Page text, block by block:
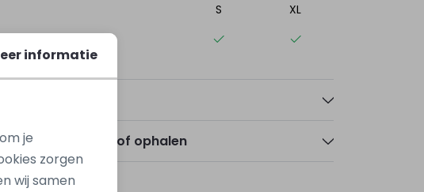
S
XL
Kapelle
Bezorgen of ophalen
informatie
je
zorgen
wij samen